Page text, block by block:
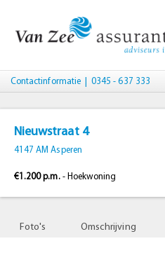
Contactinformatie| 0345 - 637 333
Nieuwstraat 4
4147 AM Asperen
€1.200 p.m.- Hoekwoning
Foto's Omschrijving